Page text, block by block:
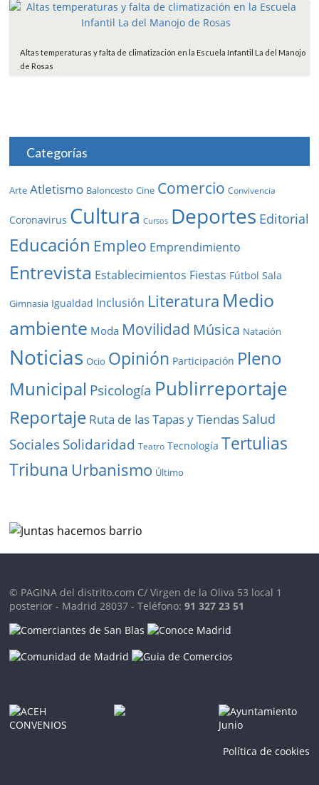
Altas temperaturas y falta de climatización en la Escuela Infantil La del Manojo
de Rosas
Categorías
Arte Atletismo Baloncesto Cine Comercio Convivencia
Coronavirus Cultura Cursos Deportes Editorial
Educación Empleo Emprendimiento
Entrevista Establecimientos Fiestas Fútbol Sala
Gimnasia Igualdad Inclusión Literatura Medio
ambiente Moda Movilidad Música Natación
Noticias Ocio Opinión Participación Pleno
Municipal Psicología Publirreportaje
Reportaje Ruta de las Tapas y Tiendas Salud
SocialesSolidaridad Teatro Tecnología Tertulias
Tribuna Urbanismo Último
© PAGINA del distrito.com C/ Virgen de la Oliva 53 local 1
posterior - Madrid 28037 - Teléfono:91 327 23 51
Política de cookies